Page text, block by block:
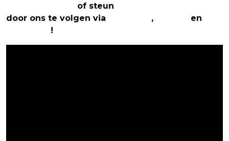
of steun
door ons te volgen via
,
en
!